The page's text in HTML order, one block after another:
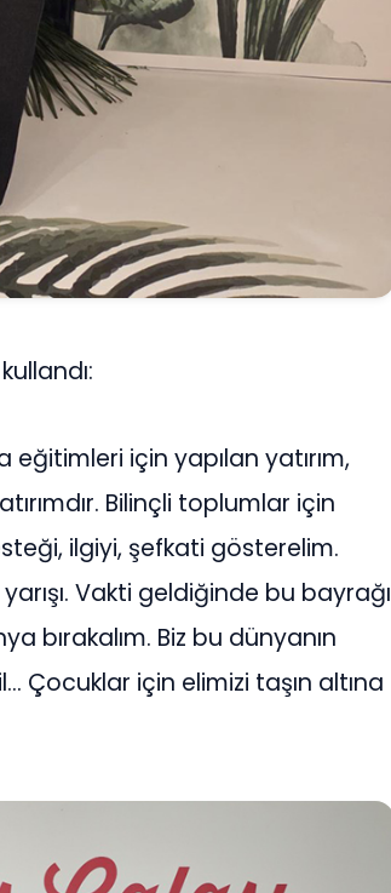
için yapılan yatırım,
Bilinçli toplumlar için
ilgiyi, şefkati gösterelim.
Vakti geldiğinde bu bayrağı
bırakalım. Biz bu dünyanın
Çocuklar için elimizi taşın altına